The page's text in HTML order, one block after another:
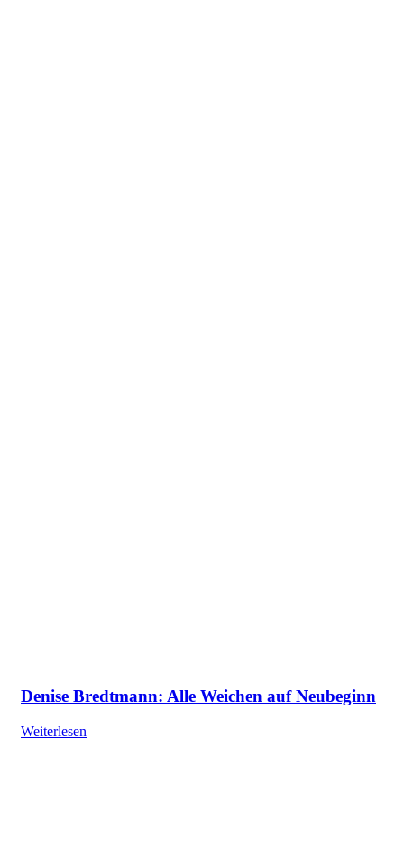
Denise Bredtmann: Alle Weichen auf Neubeginn
Weiterlesen